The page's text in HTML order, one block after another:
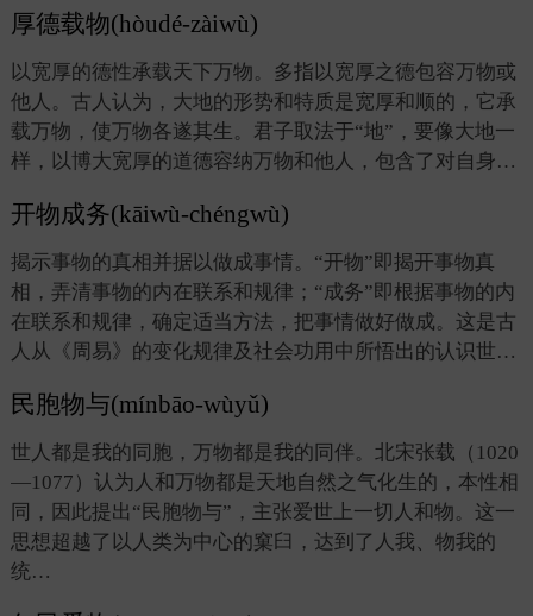
厚德载物(hòudé-zàiwù)
以宽厚的德性承载天下万物。多指以宽厚之德包容万物或
他人。古人认为，大地的形势和特质是宽厚和顺的，它承
载万物，使万物各遂其生。君子取法于“地”，要像大地一
样，以博大宽厚的道德容纳万物和他人，包含了对自身…
开物成务(kāiwù-chéngwù)
揭示事物的真相并据以做成事情。“开物”即揭开事物真
相，弄清事物的内在联系和规律；“成务”即根据事物的内
在联系和规律，确定适当方法，把事情做好做成。这是古
人从《周易》的变化规律及社会功用中所悟出的认识世…
民胞物与(mínbāo-wùyǔ)
世人都是我的同胞，万物都是我的同伴。北宋张载（1020
—1077）认为人和万物都是天地自然之气化生的，本性相
同，因此提出“民胞物与”，主张爱世上一切人和物。这一
思想超越了以人类为中心的窠臼，达到了人我、物我的
统…